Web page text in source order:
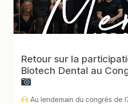
Retour sur la
Biotech Dental au
Au lendemain du congrès de